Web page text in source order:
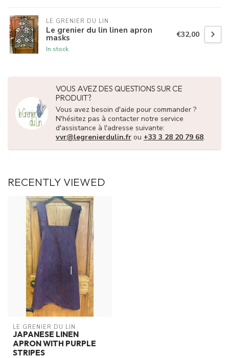
LE GRENIER DU LIN
Le grenier du lin linen apron
masks
In stock
€32,00
VOUS AVEZ DES QUESTIONS SUR CE
PRODUIT?
Vous avez besoin d'aide pour commander ?
N'hésitez pas à contacter notre service
d'assistance à l'adresse suivante:
vvr@legrenierdulin.fr ou +33 3 28 20 79 68.
RECENTLY VIEWED
LE GRENIER DU LIN
JAPANESE LINEN
APRON WITH PURPLE
STRIPES